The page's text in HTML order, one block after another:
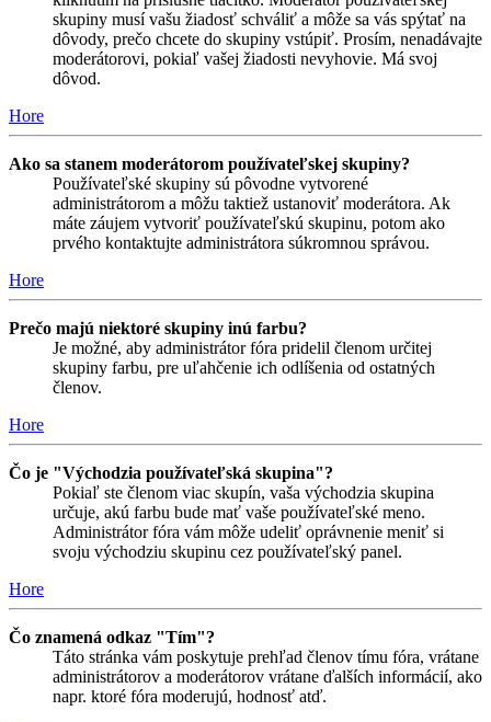
skupiny musí vašu žiadosť schváliť a môže sa vás spýtať na
dôvody, prečo chcete do skupiny vstúpiť. Prosím, nenadávajte
moderátorovi, pokiaľ vašej žiadosti nevyhovie. Má svoj
dôvod.
Hore
Ako sa stanem moderátorom používateľskej skupiny?
Používateľské skupiny sú pôvodne vytvorené
administrátorom a môžu taktiež ustanoviť moderátora. Ak
máte záujem vytvoriť používateľskú skupinu, potom ako
prvého kontaktujte administrátora súkromnou správou.
Hore
Prečo majú niektoré skupiny inú farbu?
Je možné, aby administrátor fóra pridelil členom určitej
skupiny farbu, pre uľahčenie ich odlíšenia od ostatných
členov.
Hore
Čo je "Východzia používateľská skupina"?
Pokiaľ ste členom viac skupín, vaša východzia skupina
určuje, akú farbu bude mať vaše používateľské meno.
Administrátor fóra vám môže udeliť oprávnenie meniť si
svoju východziu skupinu cez používateľský panel.
Hore
Čo znamená odkaz "Tím"?
Táto stránka vám poskytuje prehľad členov tímu fóra, vrátane
administrátorov a moderátorov vrátane ďalších informácií, ako
napr. ktoré fóra moderujú, hodnosť atď.